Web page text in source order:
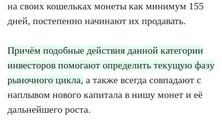
на своих кошельках монеты как минимум 155
дней, постепенно начинают их продавать.
Причём подобные действия данной категории
инвесторов помогают определить текущую фазу
рыночного цикла, а также всегда совпадают с
наплывом нового капитала в нишу монет и её
дальнейшего роста.